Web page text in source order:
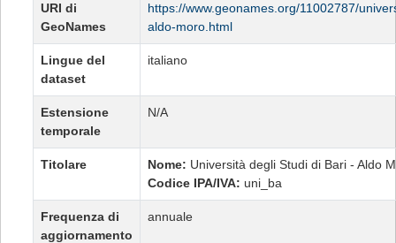
URI di
GeoNames
https://www.geonames.org/11002787/
aldo-moro.html
Lingue del
dataset
italiano
Estensione
temporale
N/A
Titolare Nome: Università degli Studi di Bari - Aldo
Codice IPA/IVA: uni_ba
Frequenza di
aggiornamento
annuale